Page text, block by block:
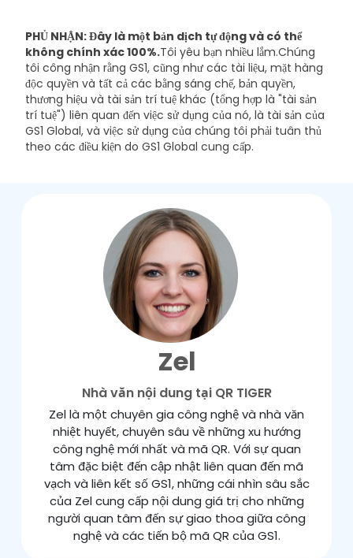
PHỦ NHẬN: Đây là một bản dịch tự động và có thể
không chính xác 100%.Tôi yêu bạn nhiều lắm.Chúng
tôi công nhận rằng GS1, cũng như các tài liệu, mặt hàng
độc quyền và tất cả các bằng sáng chế, bản quyền,
thương hiệu và tài sản trí tuệ khác (tổng hợp là "tài sản
trí tuệ") liên quan đến việc sử dụng của nó, là tài sản của
GS1 Global, và việc sử dụng của chúng tôi phải tuân thủ
theo các điều kiện do GS1 Global cung cấp.
Zel
Nhà văn nội dung tại QR TIGER
Zel là một chuyên gia công nghệ và nhà văn
nhiệt huyết, chuyên sâu về những xu hướng
công nghệ mới nhất và mã QR. Với sự quan
tâm đặc biệt đến cập nhật liên quan đến mã
vạch và liên kết số GS1, những cái nhìn sâu sắc
của Zel cung cấp nội dung giá trị cho những
người quan tâm đến sự giao thoa giữa công
nghệ và các tiến bộ mã QR của GS1.